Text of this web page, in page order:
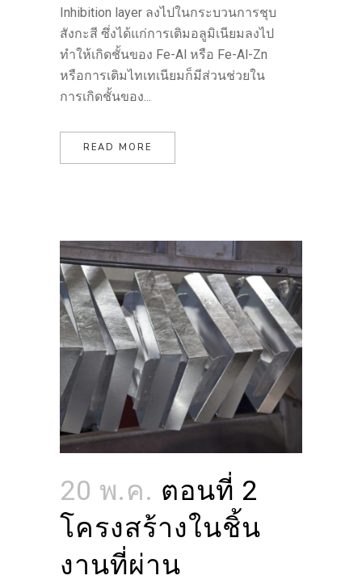
Inhibition layer ลงไปในกระบวนการชุบ
สังกะสี ซึ่งได้แก่การเติมอลูมิเนียมลงไป
ทำให้เกิดชั้นของ Fe-Al หรือ Fe-Al-Zn
หรือการเติมไทเทเนียมก็มีส่วนช่วยใน
การเกิดชั้นของ...
READ MORE
20 พ.ค. ตอนที่ 2
โครงสร้างในชิ้น
งานที่ผ่าน